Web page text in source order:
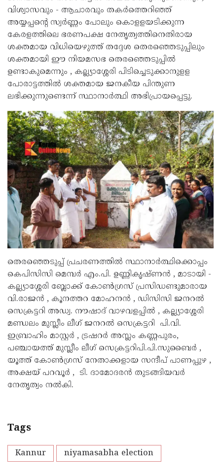
വിശ്വാസവും - ആചാരവും തകര്‍ത്തെറിഞ്ഞ്
അയ്യപ്പന്‍റെ സ്വര്‍ണ്ണം പോലും കൊളളയടിക്കുന്ന
കേരളത്തിലെ ഭരണപക്ഷ നേതൃത്വത്തിനെതിരായ
ശക്തമായ വിധിയെഴുത്ത് തദ്ദേശ തെരഞ്ഞെടുപ്പിലും
ശക്തമായി ഈ നിയമസഭ തെരഞ്ഞെടുപ്പില്‍
ഉണ്ടാകുമെന്നും , കല്ല്യാശ്ശേരി പിടിച്ചെടുക്കാനുളള
പോരാട്ടത്തില്‍ ശക്തമായ ജനകീയ പിന്തുണ
ലഭിക്കുന്നുണ്ടെന്ന് സ്ഥാനാര്‍ത്ഥി അഭിപ്രായപ്പെട്ടു.
തെരഞ്ഞെടുപ്പ് പ്രചരണത്തില്‍ സ്ഥാനാര്‍ത്ഥിക്കൊപ്പം
കെപിസിസി മെമ്പര്‍ എം.പി. ഉണ്ണികൃഷ്ണന്‍ , മാടായി -
കല്ല്യാശ്ശേരി ബ്ലോക്ക് കോണ്‍ഗ്രസ് പ്രസിഡണ്ടുമാരായ
വി.രാജന്‍ , കൂനത്തറ മോഹനന്‍ , ഡിസിസി ജനറല്‍
സെക്രട്ടറി അഡ്വ. നൗഷാദ് വാഴവളപ്പില്‍ , കല്ല്യാശ്ശേരി
മണ്ഡലം മുസ്ലീം ലീഗ് ജനറൽ സെക്രട്ടറി പി.വി.
ഇബ്രാഹിം മാസ്റ്റർ , ട്രഷറർ അസ്ലം കണ്ണപുരം,
പഞ്ചായത്ത് മുസ്ലീം ലീഗ് സെക്രട്ടറിപി.പി.സുബൈർ ,
യൂത്ത് കോണ്‍ഗ്രസ് നേതാക്കളായ സന്ദീപ് പാണപ്പുഴ ,
അക്ഷയ് പറവൂര്‍ , ടി. ദാമോദരന്‍ തുടങ്ങിയവര്‍
നേതൃത്വം നല്‍കി.
Tags
Kannur niyamasabha election